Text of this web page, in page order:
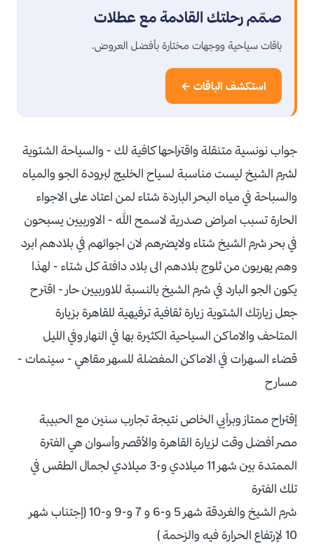
صمّم رحلتك القادمة مع عطلات
باقات سياحية ووجهات مختارة بأفضل العروض.
استكشف الباقات ←
جواب نونسية متنقلة واقتراحها كافية لك - والسياحة الشتوية
لشرم الشيخ ليست مناسبة لسياح الخليج لبرودة الجو والمياه
والسباحة في مياه البحر الباردة شتاء لمن اعتاد على الاجواء
الحارة تسبب امراض صدرية لاسمح الله - الاوربيين يسبحون
في بحر شرم الشيخ شتاء ولايضرهم لان اجوائهم في بلادهم ابرد
وهم يهربون من ثلوج بلادهم الى بلاد دافئة كل شتاء - لهذا
يكون الجو البارد في شرم الشيخ بالنسبة للاوربيين حار - اقترح
جعل زيارتك الشتوية زيارة ثقافية ترفيهية للقاهرة بزيارة
المتاحف والاماكن السياحية الكثيرة بها في النهار وفي الليل
قضاء السهرات في الاماكن المفضلة للسهر مقاهي - سينمات -
مسارح
إقتراح ممتاز وبرأيي الخاص نتيجة تجارب سنين مع الحبيبة
مصر أفضل وقت لزيارة القاهرة والأقصر وأسوان هي الفترة
الممتدة بين شهر 11 ميلادي و-3 ميلادي لجمال الطقس في
تلك الفترة
شرم الشيخ والغردقة شهر 5 و-6 و 7 و-9 و-10 (إجتناب شهر
10 لإرتفاع الحرارة فيه والزحمة )